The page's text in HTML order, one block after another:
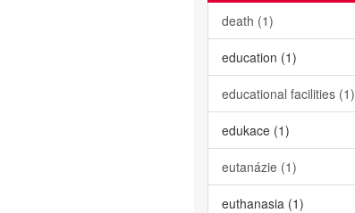
death (1)
education (1)
educational facilities (1)
edukace (1)
eutanázie (1)
euthanasia (1)